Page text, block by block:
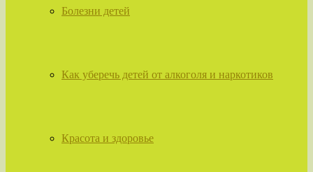
Болезни детей
Как уберечь детей от алкоголя и наркотиков
Красота и здоровье